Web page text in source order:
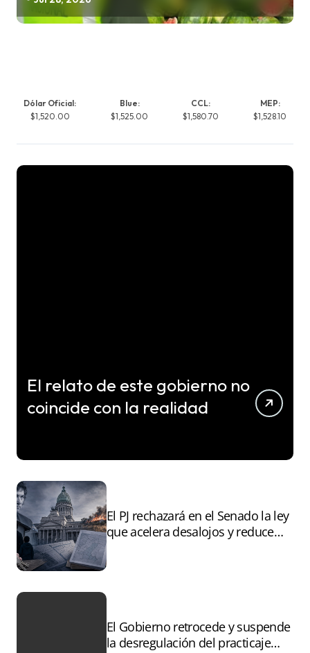
Dólar Oficial:
$1,520.00
Blue:
$1,525.00
CCL:
$1,580.70
MEP:
$1,528.10
El relato de este gobierno no
coincide con la realidad
El PJ rechazará en el Senado la ley
que acelera desalojos y reduce
El Gobierno retrocede y suspende
la desregulación del practicaje